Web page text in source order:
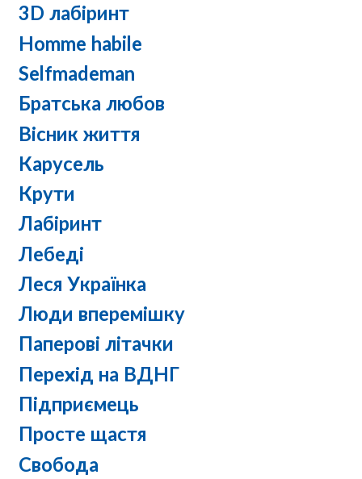
3D лабіринт
Homme habile
Selfmademan
Братська любов
Вісник життя
Карусель
Крути
Лабіринт
Лебеді
Леся Українка
Люди вперемішку
Паперові літачки
Перехід на ВДНГ
Підприємець
Просте щастя
Свобода